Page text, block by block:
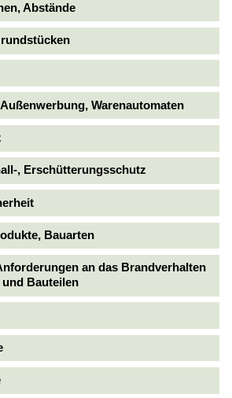
Abstände
Warenautomaten
, Erschütterungsschutz
Bauarten
an das Brandverhalten
Bauteilen